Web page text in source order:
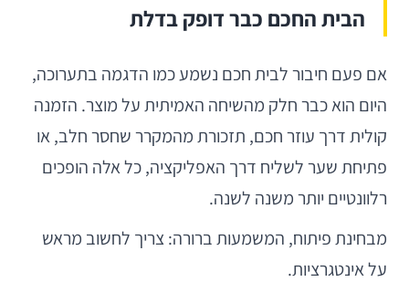
הבית החכם כבר דופק בדלת
אם פעם חיבור לבית חכם נשמע כמו הדגמה בתערוכה,
היום הוא כבר חלק מהשיחה האמיתית על מוצר. הזמנה
קולית דרך עוזר חכם, תזכורת מהמקרר שחסר חלב, או
פתיחת שער לשליח דרך האפליקציה, כל אלה הופכים
רלוונטיים יותר משנה לשנה.
מבחינת פיתוח, המשמעות ברורה: צריך לחשוב מראש
על אינטגרציות.